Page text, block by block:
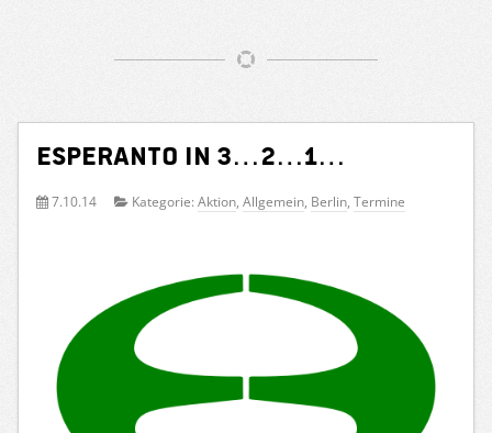
Esperanto in 3…2…1…
7.10.14 Kategorie: Aktion, Allgemein, Berlin, Termine